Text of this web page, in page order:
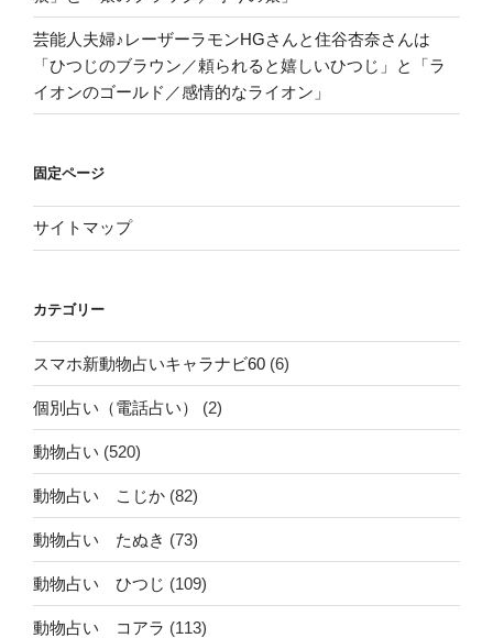
芸能人夫婦♪レーザーラモンHGさんと住谷杏奈さんは
「ひつじのブラウン／頼られると嬉しいひつじ」と「ラ
イオンのゴールド／感情的なライオン」
固定ページ
サイトマップ
カテゴリー
スマホ新動物占いキャラナビ60 (6)
個別占い（電話占い） (2)
動物占い (520)
動物占い こじか (82)
動物占い たぬき (73)
動物占い ひつじ (109)
動物占い コアラ (113)